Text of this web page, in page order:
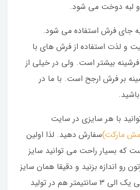
لبه دوخت می شود.
جای فرش استفاده می شود.
و لذت استفاده از فرش های با
بیشتر است. ولی در خیلی از
بر فرش ارجح است. با ما در
با هر سایزی در سایت
مارکت)سفارش دهید. لذا اولین
که بسیار راحت می توانید سایز
رو اندازه بزنید و دقیقا همان سایز
را سفارش دهید. حتی یک الی ۳ سانتیمتر هم در تولید